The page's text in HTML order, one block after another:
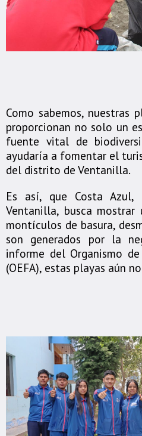
Como sabemos, nuestras
proporcionan no solo un
fuente vital de
ayudaría a fomentar el
del distrito de Ventanilla.
Es así, que Costa
Ventanilla, busca
montículos de basura,
son generados por la
informe del Organismo
(OEFA), estas playas aún